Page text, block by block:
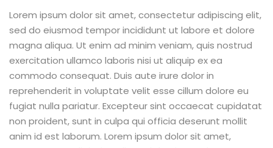
Lorem ipsum dolor sit amet, consectetur adipiscing elit,
sed do eiusmod tempor incididunt ut labore et dolore
magna aliqua. Ut enim ad minim veniam, quis nostrud
exercitation ullamco laboris nisi ut aliquip ex ea
commodo consequat. Duis aute irure dolor in
reprehenderit in voluptate velit esse cillum dolore eu
fugiat nulla pariatur. Excepteur sint occaecat cupidatat
non proident, sunt in culpa qui officia deserunt mollit
anim id est laborum. Lorem ipsum dolor sit amet,